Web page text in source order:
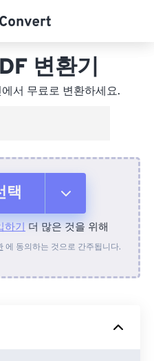
변환기
서 무료로 변환하세요.
택
이브에서
하기 더 많은 것을 위해
에 동의하는 것으로 간주됩니다.